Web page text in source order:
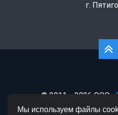
г.
© 2011— 2026 ООО
Политика
Мы используем файлы